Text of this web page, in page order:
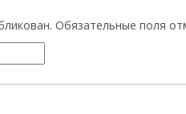
Обязательные поля